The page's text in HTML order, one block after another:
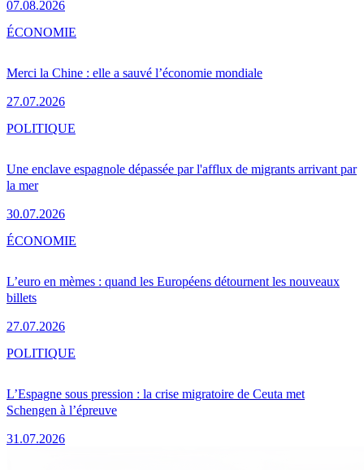
07.08.2026
Merci la Chine : elle a sauvé l’économie mondiale
27.07.2026
ÉCONOMIE
Une enclave espagnole dépassée par l'afflux de migrants arrivant par
la mer
30.07.2026
POLITIQUE
L’euro en mèmes : quand les Européens détournent les nouveaux
billets
27.07.2026
ÉCONOMIE
L’Espagne sous pression : la crise migratoire de Ceuta met
Schengen à l’épreuve
31.07.2026
POLITIQUE